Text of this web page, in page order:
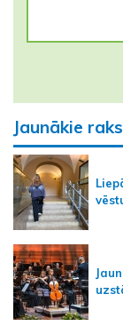
Jaunākie